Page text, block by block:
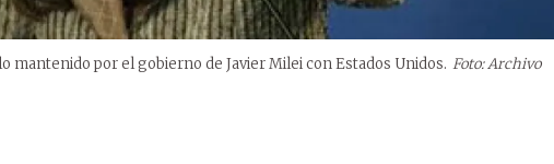
mantenido por el gobierno de Javier Milei con Estados Unidos. Foto: Archivo